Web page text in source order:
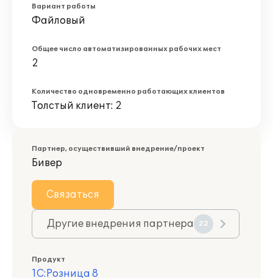
Вариант работы
Файловый
Общее число автоматизированных рабочих мест
2
Количество одновременно работающих клиентов
Толстый клиент: 2
Партнер, осуществивший внедрение/проект
Бивер
Связаться
Другие внедрения партнера 22
Продукт
1С:Розница 8